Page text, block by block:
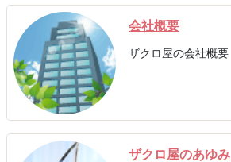
会社概要
ザクロ屋の会社概要
ザクロ屋のあゆみ